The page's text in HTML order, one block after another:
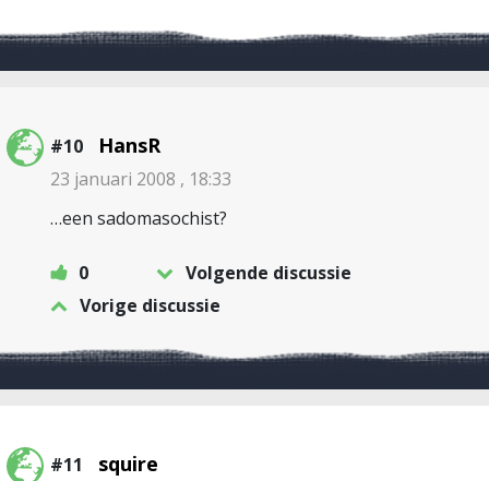
#10 HansR
23 januari 2008 , 18:33
…een sadomasochist?
0
Volgende discussie
Vorige discussie
#11 squire